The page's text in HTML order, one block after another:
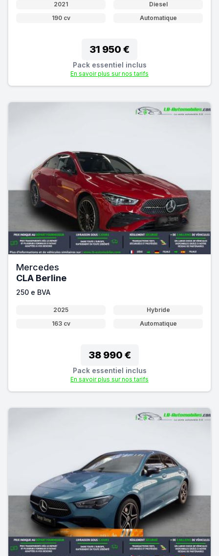
2021
Diesel
190 cv
Automatique
31 950 €
Pack essentiel inclus
En savoir plus sur nos tarifs
Mercedes
CLA Berline
250 e BVA
2025
Hybride
163 cv
Automatique
38 990 €
Pack essentiel inclus
En savoir plus sur nos tarifs